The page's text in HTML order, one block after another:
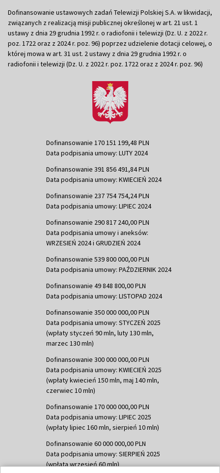
Dofinansowanie ustawowych zadań Telewizji Polskiej S.A. w likwidacji,
związanych z realizacją misji publicznej określonej w art. 21 ust. 1
ustawy z dnia 29 grudnia 1992 r. o radiofonii i telewizji (Dz. U. z 2022 r.
poz. 1722 oraz z 2024 r. poz. 96) poprzez udzielenie dotacji celowej, o
której mowa w art. 31 ust. 2 ustawy z dnia 29 grudnia 1992 r. o
radiofonii i telewizji (Dz. U. z 2022 r. poz. 1722 oraz z 2024 r. poz. 96)
Dofinansowanie 170 151 199,48 PLN
Data podpisania umowy: LUTY 2024
Dofinansowanie 391 856 491,84 PLN
Data podpisania umowy: KWIECIEŃ 2024
Dofinansowanie 237 754 754,24 PLN
Data podpisania umowy: LIPIEC 2024
Dofinansowanie 290 817 240,00 PLN
Data podpisania umowy i aneksów:
WRZESIEŃ 2024 i GRUDZIEŃ 2024
Dofinansowanie 539 800 000,00 PLN
Data podpisania umowy: PAŹDZIERNIK 2024
Dofinansowanie 49 848 800,00 PLN
Data podpisania umowy: LISTOPAD 2024
Dofinansowanie 350 000 000,00 PLN
Data podpisania umowy: STYCZEŃ 2025
(wpłaty styczeń 90 mln, luty 130 mln,
marzec 130 mln)
Dofinansowanie 300 000 000,00 PLN
Data podpisania umowy: KWIECIEŃ 2025
(wpłaty kwiecień 150 mln, maj 140 mln,
czerwiec 10 mln)
Dofinansowanie 170 000 000,00 PLN
Data podpisania umowy: LIPIEC 2025
(wpłaty lipiec 160 mln, sierpień 10 mln)
Dofinansowanie 60 000 000,00 PLN
Data podpisania umowy: SIERPIEŃ 2025
(wpłata wrzesień 60 mln)